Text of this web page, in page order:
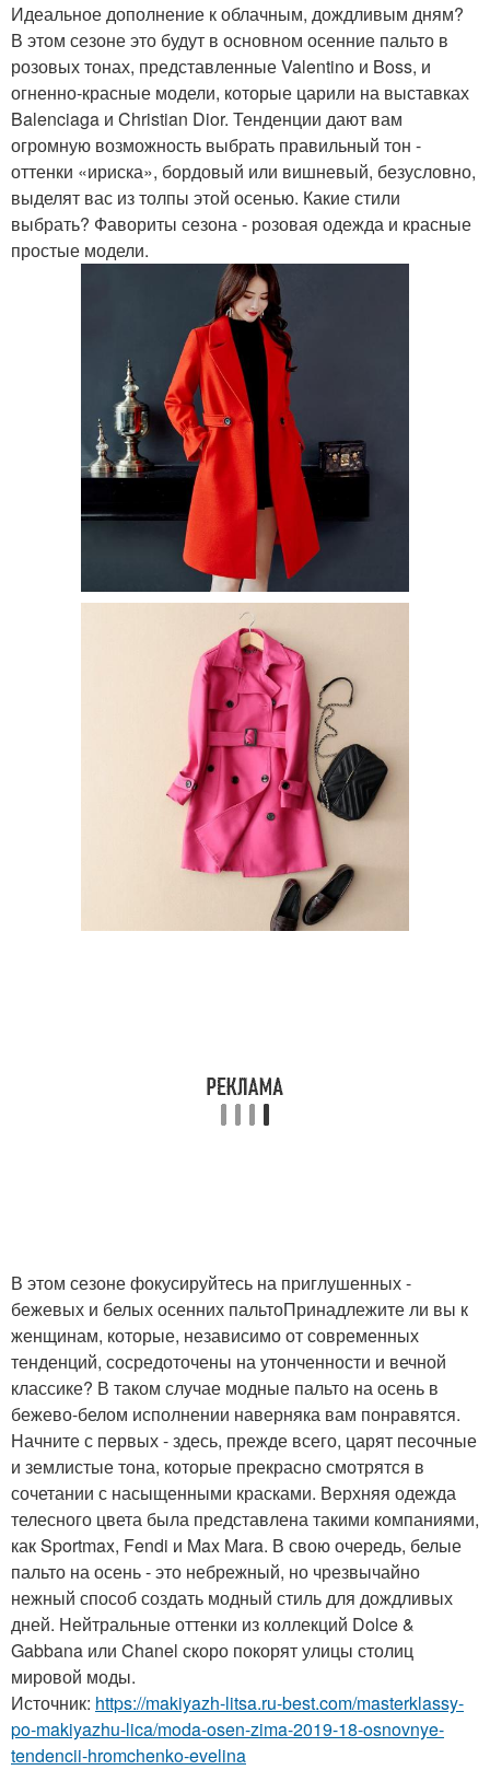
Идеальное дополнение к облачным, дождливым дням?
В этом сезоне это будут в основном осенние пальто в
розовых тонах, представленные Valentino и Boss, и
огненно-красные модели, которые царили на выставках
Balenciaga и Christian Dior. Тенденции дают вам
огромную возможность выбрать правильный тон -
оттенки «ириска», бордовый или вишневый, безусловно,
выделят вас из толпы этой осенью. Какие стили
выбрать? Фавориты сезона - розовая одежда и красные
простые модели.
В этом сезоне фокусируйтесь на приглушенных -
бежевых и белых осенних пальтоПринадлежите ли вы к
женщинам, которые, независимо от современных
тенденций, сосредоточены на утонченности и вечной
классике? В таком случае модные пальто на осень в
бежево-белом исполнении наверняка вам понравятся.
Начните с первых - здесь, прежде всего, царят песочные
и землистые тона, которые прекрасно смотрятся в
сочетании с насыщенными красками. Верхняя одежда
телесного цвета была представлена такими компаниями,
как Sportmax, Fendi и Max Mara. В свою очередь, белые
пальто на осень - это небрежный, но чрезвычайно
нежный способ создать модный стиль для дождливых
дней. Нейтральные оттенки из коллекций Dolce &
Gabbana или Chanel скоро покорят улицы столиц
мировой моды.
Источник: https://makiyazh-litsa.ru-best.com/masterklassy-
po-makiyazhu-lica/moda-osen-zima-2019-18-osnovnye-
tendencii-hromchenko-evelina